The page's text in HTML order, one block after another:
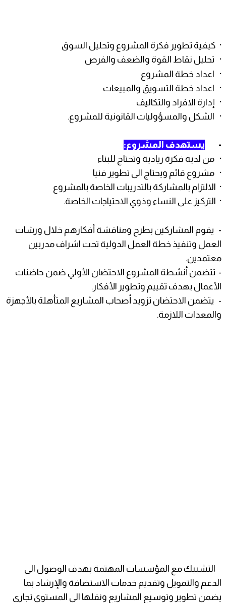
· كيفية تطوير فكرة المشروع وتحليل السوق
· تحليل نقاط القوة والضعف والفرص
· اعداد خطة المشروع
· اعداد خطة التسويق والمبيعات
· إدارة الافراد والتكاليف
· الشكل والمسؤوليات القانونية للمشروع.
- يستهدف المشروع:
· من لديه فكرة ريادية وتحتاج للبناء
· مشروع قائم ويحتاج الى تطوير فنيا
· الالتزام بالمشاركة بالتدريبات الخاصة بالمشروع
· التركيز على النساء وذوي الاحتياجات الخاصة.
- يقوم المشاركين بطرح ومناقشة أفكارهم خلال ورشات
العمل وتنفيذ خطة العمل الدولية تحت اشراف مدربين
معتمدين.
- تتضمن أنشطة المشروع الاحتضان الأولي ضمن حاضنات
الأعمال بهدف تقييم وتطوير الأفكار.
- يتضمن الاحتضان تزويد أصحاب المشاريع المتأهلة بالأجهزة
والمعدات اللازمة.
التشبيك مع المؤسسات المهتمة بهدف الوصول الى
الدعم والتمويل وتقديم خدمات الاستضافة والإرشاد بما
يضمن تطوير وتوسيع المشاريع ونقلها الى المستوى تجاري